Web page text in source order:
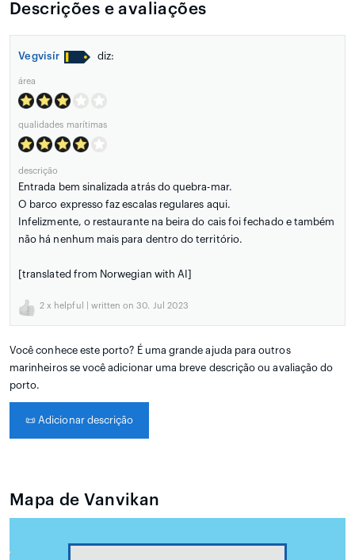
Descrições e avaliações
Vegvisír diz:
área
qualidades marítimas
descrição
Entrada bem sinalizada atrás do quebra-mar.
O barco expresso faz escalas regulares aqui.
Infelizmente, o restaurante na beira do cais foi fechado e também
não há nenhum mais para dentro do território.
[translated from Norwegian with AI]
2 x helpful | written on 30. Jul 2023
Você conhece este porto? É uma grande ajuda para outros
marinheiros se você adicionar uma breve descrição ou avaliação do
porto.
📜 Adicionar descrição
Mapa de Vanvikan